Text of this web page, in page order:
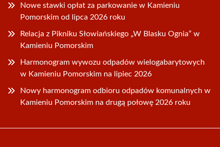
Nowe stawki opłat za parkowanie w Kamieniu
Pomorskim od lipca 2026 roku
Relacja z Pikniku Słowiańskiego „W Blasku Ognia” w
Kamieniu Pomorskim
Harmonogram wywozu odpadów wielogabarytowych
w Kamieniu Pomorskim na lipiec 2026
Nowy harmonogram odbioru odpadów komunalnych w
Kamieniu Pomorskim na drugą połowę 2026 roku